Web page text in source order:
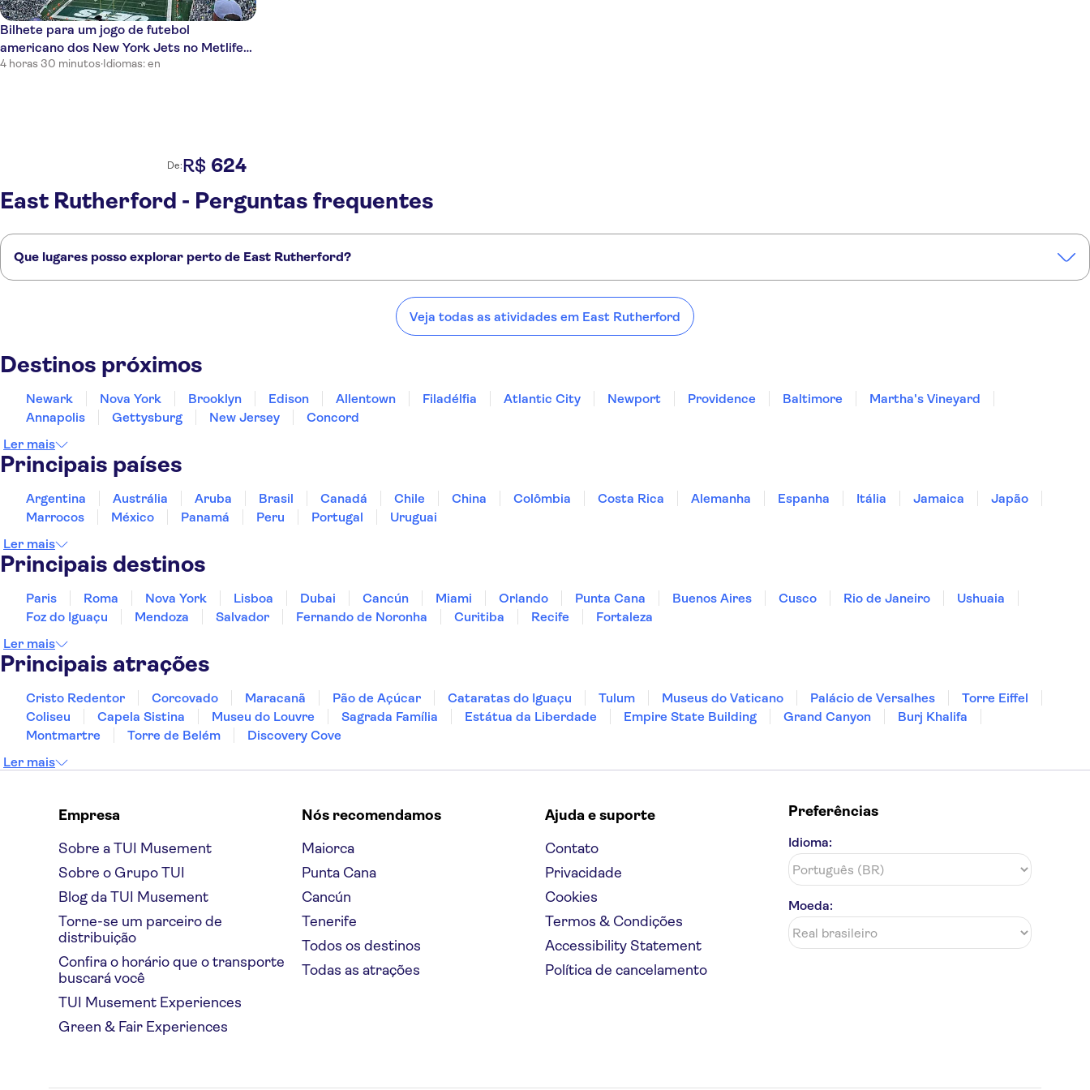
Bilhete para um jogo de futebol
americano dos New York Jets no Metlife
Stadium
4 horas 30 minutos·Idiomas: en
De:R$ 624
East Rutherford - Perguntas frequentes
Que lugares posso explorar perto de East Rutherford?
Veja todas as atividades em East Rutherford
Destinos próximos
Newark Nova York Brooklyn Edison Allentown Filadélfia Atlantic City Newport Providence Baltimore
Martha's Vineyard
Annapolis
Gettysburg New Jersey
Concord
Ler mais
Principais países
Argentina Austrália Aruba Brasil Canadá Chile China Colômbia Costa Rica Alemanha Espanha Itália Jamaica
Japão
Marrocos
México Panamá Peru Portugal
Uruguai
Ler mais
Principais destinos
Paris Roma Nova York Lisboa Dubai Cancún Miami Orlando Punta Cana Buenos Aires Cusco Rio de Janeiro
Ushuaia
Foz do Iguaçu
Mendoza Salvador Fernando de Noronha Curitiba Recife
Fortaleza
Ler mais
Principais atrações
Cristo Redentor Corcovado Maracanã Pão de Açúcar Cataratas do Iguaçu Tulum Museus do Vaticano Palácio de Versalhes
Torre Eiffel
Coliseu
Capela Sistina Museu do Louvre Sagrada Família Estátua da Liberdade Empire State Building Grand Canyon
Burj Khalifa
Montmartre
Torre de Belém
Discovery Cove
Ler mais
Empresa
Sobre a TUI Musement
Sobre o Grupo TUI
Blog da TUI Musement
Torne-se um parceiro de
distribuição
Confira o horário que o transporte
buscará você
TUI Musement Experiences
Green & Fair Experiences
Nós recomendamos
Maiorca
Punta Cana
Cancún
Tenerife
Todos os destinos
Todas as atrações
Ajuda e suporte
Contato
Privacidade
Cookies
Termos & Condições
Accessibility Statement
Política de cancelamento
Preferências
Idioma:
Moeda: